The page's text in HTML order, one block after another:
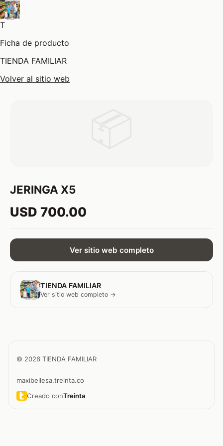
T
Ficha de producto
TIENDA FAMILIAR
Volver al sitio web
JERINGA X5
USD 700.00
Ver sitio web completo
TIENDA FAMILIAR
Ver sitio web completo →
© 2026 TIENDA FAMILIAR
maxibellesa.treinta.co
Creado conTreinta